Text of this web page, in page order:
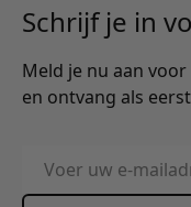
Schrijf je in
Meld je nu aan
en ontvang als
E-mailadres